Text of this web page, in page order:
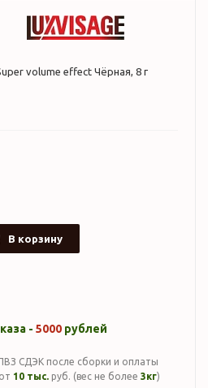
volume effect Чёрная, 8 г
В корзину
- 5000 рублей
СДЭК после сборки и оплаты
10 тыс. руб. (вес не более 3кг)